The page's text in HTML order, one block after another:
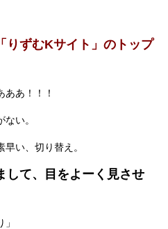
りずむKサイト」のトップ
あ！！！
い。
い、切り替え。
して、目をよーく見させ